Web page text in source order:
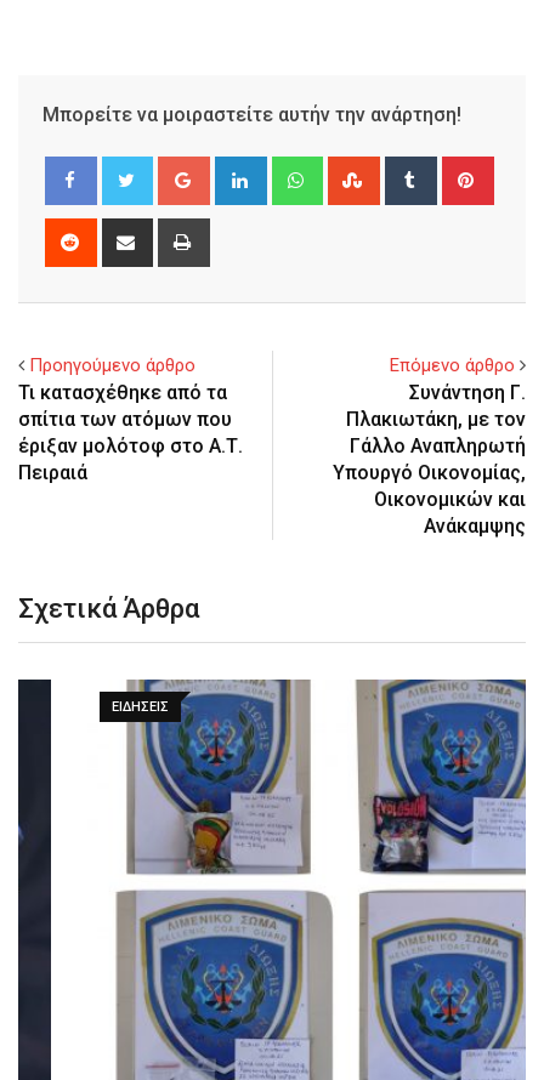
Μπορείτε να μοιραστείτε αυτήν την ανάρτηση!
Google+ LinkedIn WhatsappStumbleUpon
Tumblr
Reddit
Share
Προηγούμενο άρθρο
Τι κατασχέθηκε από τα
σπίτια των ατόμων που
έριξαν μολότοφ στο Α.Τ.
Πειραιά
Επόμενο άρθρο
Συνάντηση Γ.
Πλακιωτάκη, με τον
Γάλλο Αναπληρωτή
Υπουργό Οικονομίας,
Οικονομικών και
Ανάκαμψης
Σχετικά Άρθρα